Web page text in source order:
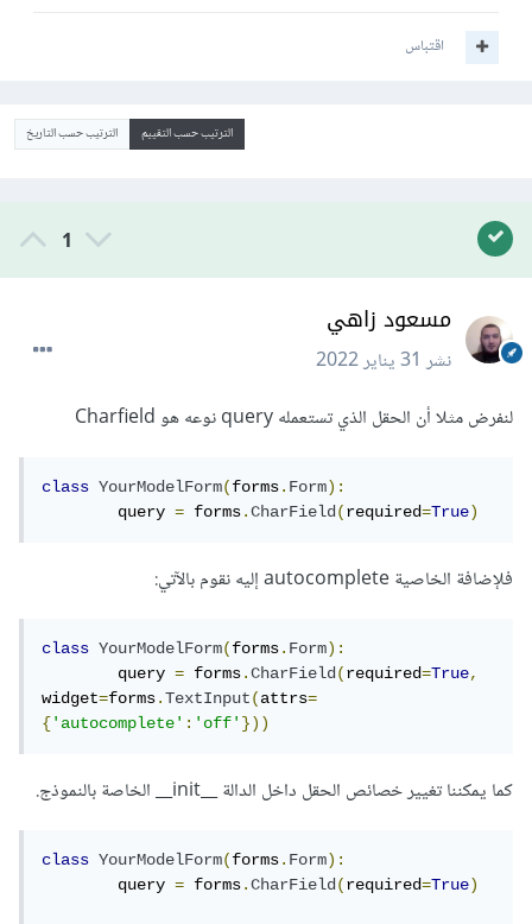
اقتباس
الترتيب حسب التقييم الترتيب حسب التاريخ
1
مسعود زاهي
نشر31 يناير 2022
لنفرض مثلا أن الحقل الذي تستعمله query نوعه هو Charfield
class YourModelForm(forms.Form):
	query
= forms.CharField(required=True)
فلإضافة الخاصية autocomplete إليه نقوم بالآتي:
class YourModelForm(forms.Form):
	query
= forms.CharField(required=True,
widget=forms.TextInput(attrs=
{'autocomplete':'off'}))
كما يمكننا تغيير خصائص الحقل داخل الدالة __init__ الخاصة بالنموذج.
class YourModelForm(forms.Form):
	query
= forms.CharField(required=True)